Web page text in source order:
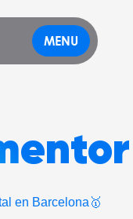
MENU
en Barcelona🥇